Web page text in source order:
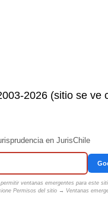
2026 (sitio se ve
en JurisChile
ventanas emergentes para este
Permisos del sitio → Ventanas